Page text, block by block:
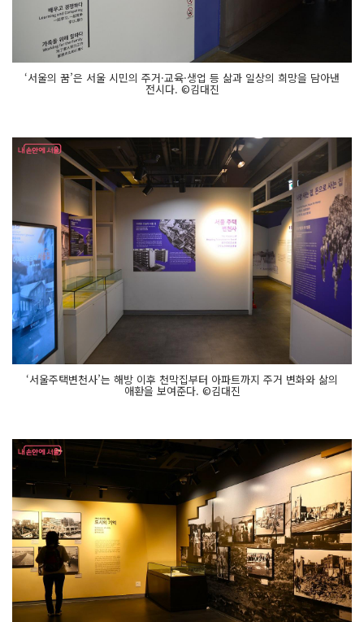
‘서울의 꿈’은 서울 시민의 주거·교육·생업 등 삶과 일상의 희망을 담아낸
전시다. ©김대진
‘서울주택변천사’는 해방 이후 천막집부터 아파트까지 주거 변화와 삶의
애환을 보여준다. ©김대진